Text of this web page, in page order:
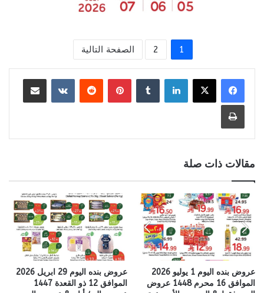
1
2 الصفحة التالية
لينكدإن بينتيريست مشاركة عبر البريد
طباعة
مقالات ذات صلة
عروض بنده اليوم 1 يوليو 2026
الموافق 16 محرم 1448 عروض
عروض بنده اليوم 29 ابريل 2026
الموافق 12 ذو القعدة 1447